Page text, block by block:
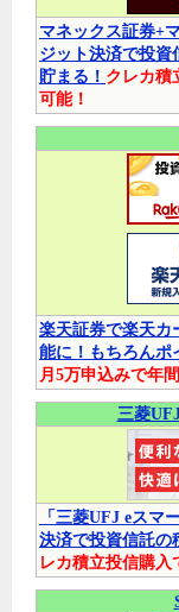
マネックス証券+
ジット決済で投資
貯まる！ クレカ積
可能！
楽天証券で楽天カ
能に！もちろんポ
月5万申込みで年
三菱
「三菱UFJ eスマ
決済で投資信託の
レカ積立投信購入